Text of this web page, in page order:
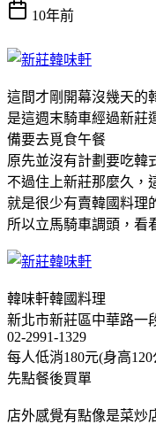
10年前
這間才剛開幕沒幾天的
是這週末騎車經過新莊
備要去覓食午餐
原先並沒有計劃要吃韓
不過住上新莊那麼久，
就是很少有賣韓國料理
所以立馬騎車調頭，看
韓味軒韓國料理
新北市新莊區中華路一
02-2991-1329
每人低消180元(身高
先點餐後買單
店外感覺有點像是菜炒